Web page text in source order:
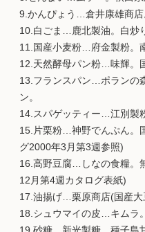
9.かんぴょう…倉井康雄商店
10.白ごま…鹿北製油。白炒
11.国産小麦粉…府金製粉。
12.天然酵母パン粉…味輝。
13.フランスパン…ポランの
ン。
14.スパゲッティー…江別製
15.片栗粉…神野でんぷん。
グ2000年3月第3週参照)
16.高野豆腐…しなの食糧。
12月第4週カタログ表紙)
17.油揚げ…栗原商店(国産
18.シュウマイの皮…キムラ